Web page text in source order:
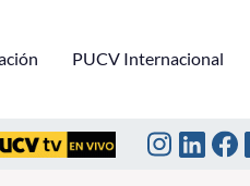
PUCV Internacional